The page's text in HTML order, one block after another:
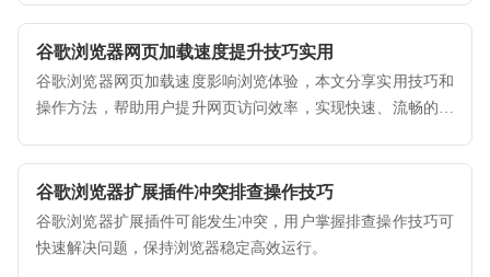
谷歌浏览器网页加载速度提升技巧实用
谷歌浏览器网页加载速度影响浏览体验，本文分享实用技巧和
操作方法，帮助用户提升网页访问效率，实现快速、流畅的浏
谷歌浏览器扩展插件冲突排查操作技巧
谷歌浏览器扩展插件可能发生冲突，用户掌握排查操作技巧可
快速解决问题，保持浏览器稳定高效运行。